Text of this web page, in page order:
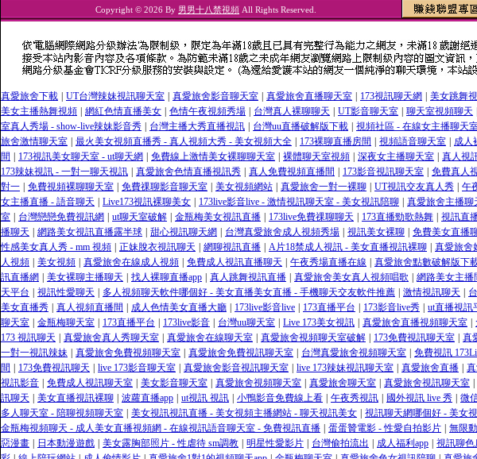
Copyright © 2026 By 男男十八禁視頻 All Rights Reserved.
真愛旅舍下載 UT台灣辣妹視訊聊天室 真愛旅舍影音聊天室 真愛旅舍直播聊天室 173視訊聊天網
美女跳舞
美女主播熱舞視頻
網紅色情直播美女 色情午夜視頻秀場 台灣真人裸聊聊天 UT影音聊天室 聊天室視頻聊天
室真人秀場 - show-live辣妹影音秀
台灣主播大秀直播視訊 台灣uu直播破解版下載
視頻社區 - 在線女主播聊天
旅舍激情聊天室
最火美女視頻直播秀 - 真人視頻大秀 - 美女視頻大全 173裸聊直播房間 視頻語音聊天室
成人
間
173視訊美女聊天室 - ut聊天網 免費線上激情美女裸聊聊天室 裸體聊天室視頻 深夜女主播聊天室
真人視
173辣妹視訊 - 一對一聊天視訊
真愛旅舍色情直播視訊秀 真人免費視頻直播間 173影音視訊聊天室
免費真人
對一
免費視頻裸聊聊天室 免費祼聊影音聊天室 美女視頻網站 真愛旅舍一對一裸聊 UT視訊交友真人秀
午
女主播直播 - 語音聊天
Live173視訊裸聊美女 173live影音live - 激情視訊聊天室 - 美女視訊陪聊
真愛旅舍主播聊
室
台灣戀戀免費視訊網 ut聊天室破解 金瓶梅美女視訊直播 173live免費祼聊聊天 173直播勁歌熱舞
視訊直
播聊天
網路美女視訊直播露半球 甜心視訊聊天網 台灣真愛旅舍成人視頻秀場 視訊美女裸聊
免費美女直播
性感美女真人秀 - mm 視頻
正妹脫衣視訊聊天 網聊視訊直播 A片18禁成人視訊 - 美女直播視訊裸聊
真愛旅舍
人視頻
美女視頻 真愛旅舍在線成人視頻 免費成人視訊直播聊天 午夜秀場直播在線
真愛旅舍點數破解版下
訊直播網
美女裸聊主播聊天 找人裸聊直播app 真人跳舞視訊直播 真愛旅舍美女真人視頻唱歌
網路美女主播
天平台
視訊性愛聊天 多人視頻聊天軟件哪個好 - 美女直播美女直播 - 手機聊天交友軟件推薦 激情視訊聊天
美女直播秀
真人視頻直播間 成人色情美女直播大廳 173live影音live 173直播平台 173影音live秀
ut直播視訊
聊天室
金瓶梅聊天室 173直播平台 173live影音 台灣uu聊天室 Live 173美女視訊 真愛旅舍直播視頻聊天室
173 視訊聊天
真愛旅舍真人秀聊天室 真愛旅舍在線聊天室 真愛旅舍視頻聊天室破解 173免費視訊聊天室
真
一對一視訊辣妹
真愛旅舍免費視頻聊天室 真愛旅舍免費視訊聊天室 台灣真愛旅舍視頻聊天室
免費視訊
間
173免費視訊聊天 live 173影音聊天室 真愛旅舍影音視訊聊天室 live 173辣妹視訊聊天室 真愛旅舍直播
視訊影音
免費成人視訊聊天室 美女影音聊天室 真愛旅舍視頻聊天室 真愛旅舍聊天室 真愛旅舍視訊聊天室
訊聊天
美女直播視訊裸聊 波蘿直播app ut視訊 視訊 小鴨影音免費線上看 午夜秀視訊 國外視訊 live 秀
微
多人聊天室 - 陪聊視頻聊天室
美女視訊視訊直播 - 美女視頻主播網站 - 聊天視訊美女
視訊聊天網哪個好 - 美女
金瓶梅視頻聊天 - 成人美女直播視頻網 - 在線視訊語音聊天室 - 免費視訊直播
蛋蛋贊電影 - 性愛自拍影片
無限
惡漫畫
日本動漫遊戲 美女露胸部照片 - 性虐待 sm調教 明星性愛影片 台灣偷拍流出 成人福利app
視訊聊色